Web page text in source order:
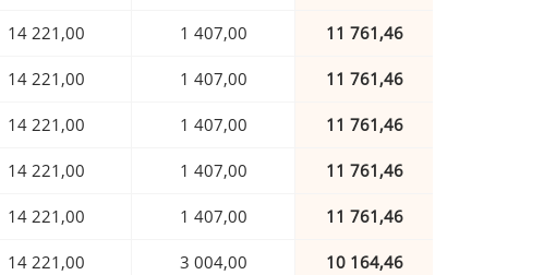
14 221,00 1 407,00 11 761,46
14 221,00 1 407,00 11 761,46
14 221,00 1 407,00 11 761,46
14 221,00 1 407,00 11 761,46
14 221,00 1 407,00 11 761,46
14 221,00 3 004,00 10 164,46